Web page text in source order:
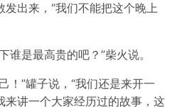
出来，“我们不能把这个晚上
谁是最高贵的吧？”柴火说。
！”罐子说，“我们还是来开一
来讲一个大家经历过的故事，这